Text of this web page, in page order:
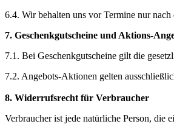
6.4. Wir behalten uns vor Termine nur
7. Geschenkgutscheine und Aktions-
7.1. Bei Geschenkgutscheine gilt die
7.2. Angebots-Aktionen gelten
8. Widerrufsrecht für Verbraucher
Verbraucher ist jede natürliche Person, die